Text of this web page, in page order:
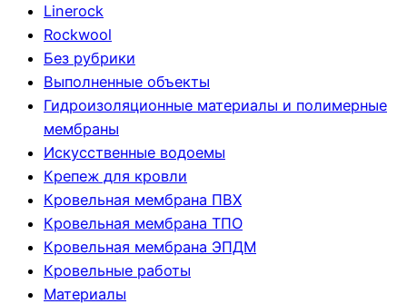
Linerock
Rockwool
Без рубрики
Выполненные объекты
Гидроизоляционные материалы и полимерные
мембраны
Искусственные водоемы
Крепеж для кровли
Кровельная мембрана ПВХ
Кровельная мембрана ТПО
Кровельная мембрана ЭПДМ
Кровельные работы
Материалы